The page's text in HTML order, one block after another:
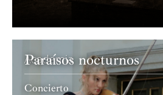
Academia
Paraísos nocturnos
Concierto